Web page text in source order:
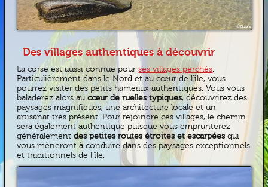
Des villages authentiques à découvrir
La corse est aussi connue pourses villages perchés.
Particulièrement dans le Nord et au cœur de l’île, vous
pourrez visiter des petits hameaux authentiques. Vous vous
baladerez alors aucœur de ruelles typiques, découvrirez des
paysages magnifiques, une architecture locale et un
artisanat très présent. Pour rejoindre ces villages, le chemin
sera également authentique puisque vous emprunterez
généralementdes petites routes étroites et escarpéesqui
vous mèneront à conduire dans des paysages exceptionnels
et traditionnels de l’île.